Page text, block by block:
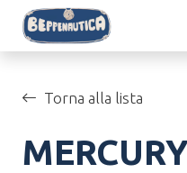
Torna alla lista